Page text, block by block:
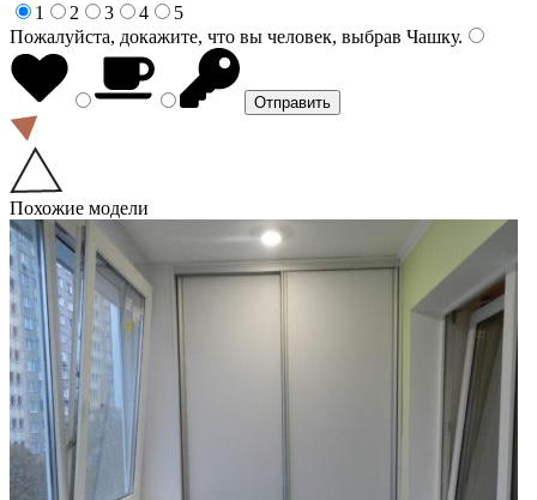
1
2 3 4
5
Пожалуйста, докажите, что вы человек, выбрав Чашку.
Похожие модели